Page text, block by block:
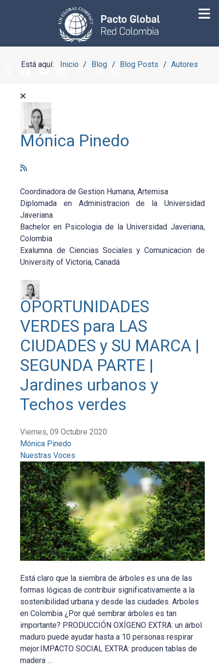
Está aquí: Inicio Blog Blog Posts Autores
Mónica Pinedo
Coordinadora de Gestion Humana, Artemisa
Diplomada en Administracion de la Universidad
Javeriana
Bachelor en Psicologia de la Universidad Javeriana,
Colombia
Exalumna de Ciencias Sociales y Comunicacion de
University of Victoria, Canadá
OPORTUNIDADES
VERDES para LAS
CIUDADES y SU MARCA |
SEGUNDA PARTE |
Jardines urbanos y
Techos verdes
Viernes, 09 Octubre 2020
Mónica Pinedo
Nuestras Voces
Está claro que la siembra de árboles es una de las
formas lógicas de contribuir significativamente a la
sostenibilidad urbana y desde las ciudades. Arboles
en Colombia ¿Por qué sembrar árboles es tan
importante? PRODUCCIÓN OXÍGENO EXTRA: un árbol
maduro puede ayudar hasta a 10 personas respirar
mejor.IMPACTO SOCIAL EXTRA: producen tablas de
madera ...